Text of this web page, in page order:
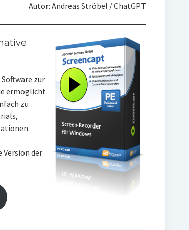
Autor: Andreas Ströbel / ChatGPT
zur
ermöglicht
zu
der